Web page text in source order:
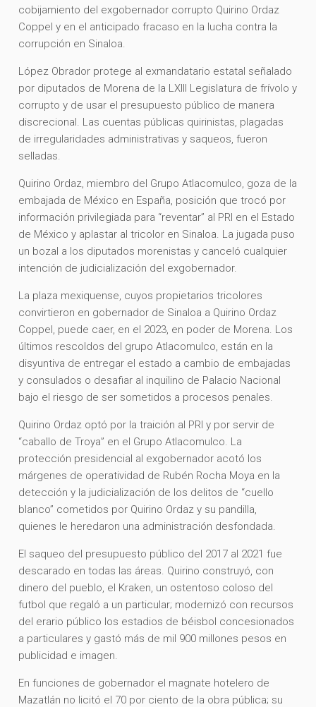
cobijamiento del exgobernador corrupto Quirino Ordaz
Coppel y en el anticipado fracaso en la lucha contra la
corrupción en Sinaloa.
López Obrador protege al exmandatario estatal señalado
por diputados de Morena de la LXIII Legislatura de frívolo y
corrupto y de usar el presupuesto público de manera
discrecional. Las cuentas públicas quirinistas, plagadas
de irregularidades administrativas y saqueos, fueron
selladas.
Quirino Ordaz, miembro del Grupo Atlacomulco, goza de la
embajada de México en España, posición que trocó por
información privilegiada para “reventar” al PRI en el Estado
de México y aplastar al tricolor en Sinaloa. La jugada puso
un bozal a los diputados morenistas y canceló cualquier
intención de judicialización del exgobernador.
La plaza mexiquense, cuyos propietarios tricolores
convirtieron en gobernador de Sinaloa a Quirino Ordaz
Coppel, puede caer, en el 2023, en poder de Morena. Los
últimos rescoldos del grupo Atlacomulco, están en la
disyuntiva de entregar el estado a cambio de embajadas
y consulados o desafiar al inquilino de Palacio Nacional
bajo el riesgo de ser sometidos a procesos penales.
Quirino Ordaz optó por la traición al PRI y por servir de
“caballo de Troya” en el Grupo Atlacomulco. La
protección presidencial al exgobernador acotó los
márgenes de operatividad de Rubén Rocha Moya en la
detección y la judicialización de los delitos de “cuello
blanco” cometidos por Quirino Ordaz y su pandilla,
quienes le heredaron una administración desfondada.
El saqueo del presupuesto público del 2017 al 2021 fue
descarado en todas las áreas. Quirino construyó, con
dinero del pueblo, el Kraken, un ostentoso coloso del
futbol que regaló a un particular; modernizó con recursos
del erario público los estadios de béisbol concesionados
a particulares y gastó más de mil 900 millones pesos en
publicidad e imagen.
En funciones de gobernador el magnate hotelero de
Mazatlán no licitó el 70 por ciento de la obra pública; su